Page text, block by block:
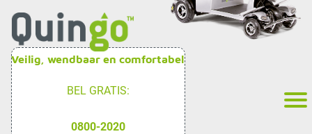
Veilig, wendbaar en comfortabel
BEL GRATIS:
0800-2020